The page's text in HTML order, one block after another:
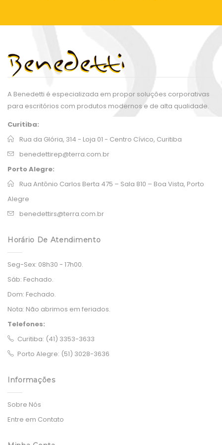
A Benedetti é especializada em propor soluções corporativas
para escritórios com produtos modernos e de alta qualidade.
Curitiba:
Rua da Glória, 314 - Loja 01 - Centro Cívico, Curitiba
benedettirep@terra.com.br
Porto Alegre:
Rua Antônio Carlos Berta 475 – Sala 810 – Boa Vista, Porto
Alegre
benedettirs@terra.com.br
Horário De Atendimento
Seg-Sex: 08h30 - 17h00.
Sáb: Fechado.
Dom: Fechado.
Nota: Não abrimos em feriados.
Telefones:
Curitiba: (41) 3353-3633
Porto Alegre: (51) 3028-3636
Informações
Sobre Nós
Entre em Contato